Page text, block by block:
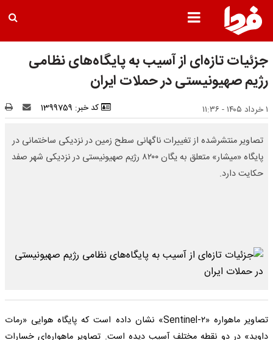
جزئیات تازه‌ای از آسیب به پایگاه‌های نظامی
رژیم صهیونیستی در حملات ایران
۱ خرداد ۱۴۰۵ - ۱۱:۳۶ کد خبر: 1399759
تصاویر منتشرشده از تغییرات ناگهانی سطح زمین در نزدیکی ساختمانی در
پایگاه «میشار» متعلق به یگان ۸۲۰۰ رژیم صهیونیستی در نزدیکی شهر صفد
حکایت دارد.
تصاویر ماهواره «Sentinel-۲» نشان داده است که پایگاه هوایی «رمات
داوید» در دو نقطه مختلف آسیب دیده است. تصاویر ماهواره‌ای خسارات